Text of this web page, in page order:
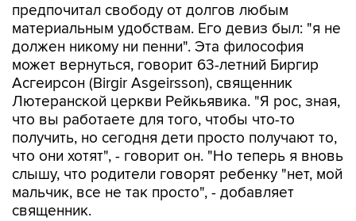
предпочитал свободу от долгов любым
материальным удобствам. Его девиз был: "я не
должен никому ни пенни". Эта философия
может вернуться, говорит 63-летний Биргир
Асгеирсон (Birgir Asgeirsson), священник
Лютеранской церкви Рейкьявика. "Я рос, зная,
что вы работаете для того, чтобы что-то
получить, но сегодня дети просто получают то,
что они хотят", - говорит он. "Но теперь я вновь
слышу, что родители говорят ребенку "нет, мой
мальчик, все не так просто", - добавляет
священник.